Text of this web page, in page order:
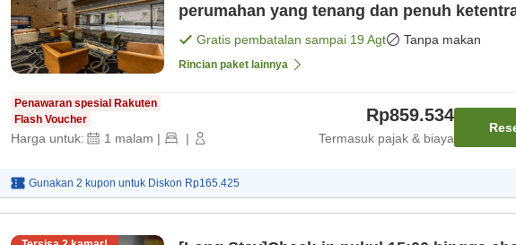
perumahan yang tenang dan penuh
saja]Gratis pembatalan sampai 19 Agt Tanpa makan
Rincian paket lainnya
Penawaran spesial Rakuten
Flash Voucher
Harga untuk: 1 malam | |
Rp859.534
Termasuk pajak & biaya
Gunakan 2 kupon untuk Diskon Rp165.425